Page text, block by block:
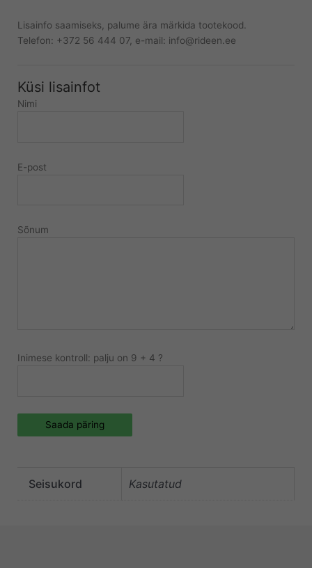
Lisainfo saamiseks, palume ära märkida tootekood.
Telefon: +372 56 444 07, e-mail: info@rideen.ee
Küsi lisainfot
Nimi
E-post
Sõnum
Inimese kontroll: palju on 9 + 4 ?
Saada päring
Seisukord Kasutatud